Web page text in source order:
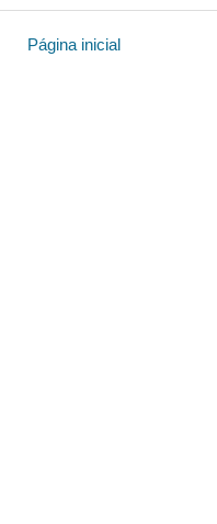
Página inicial